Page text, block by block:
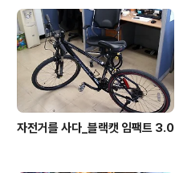
자전거를 사다_블랙캣 임팩트 3.0